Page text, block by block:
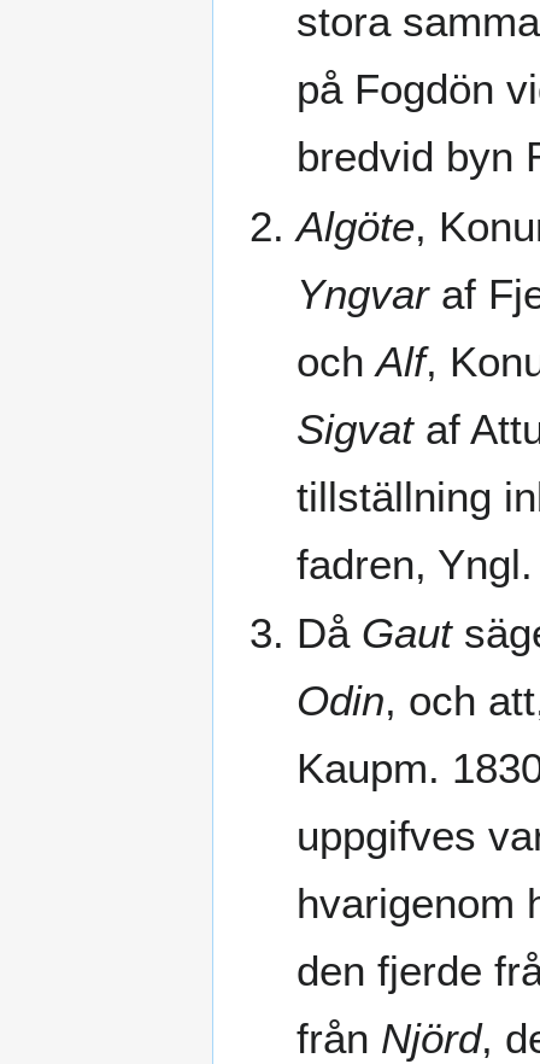
stora
på Fogdön
bredvid byn
Algöte,
Yngvaraf
ochAlf,
Sigvataf
tillställning
fadren,
Då Gaut
Odin, och
Kaupm.
uppgifves
hvarigenom
den fjerde
från Njörd,